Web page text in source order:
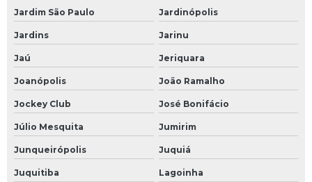
Jardim São Paulo Jardinópolis
Jardins Jarinu
Jaú Jeriquara
Joanópolis João Ramalho
Jockey Club José Bonifácio
Júlio Mesquita Jumirim
Junqueirópolis Juquiá
Juquitiba Lagoinha